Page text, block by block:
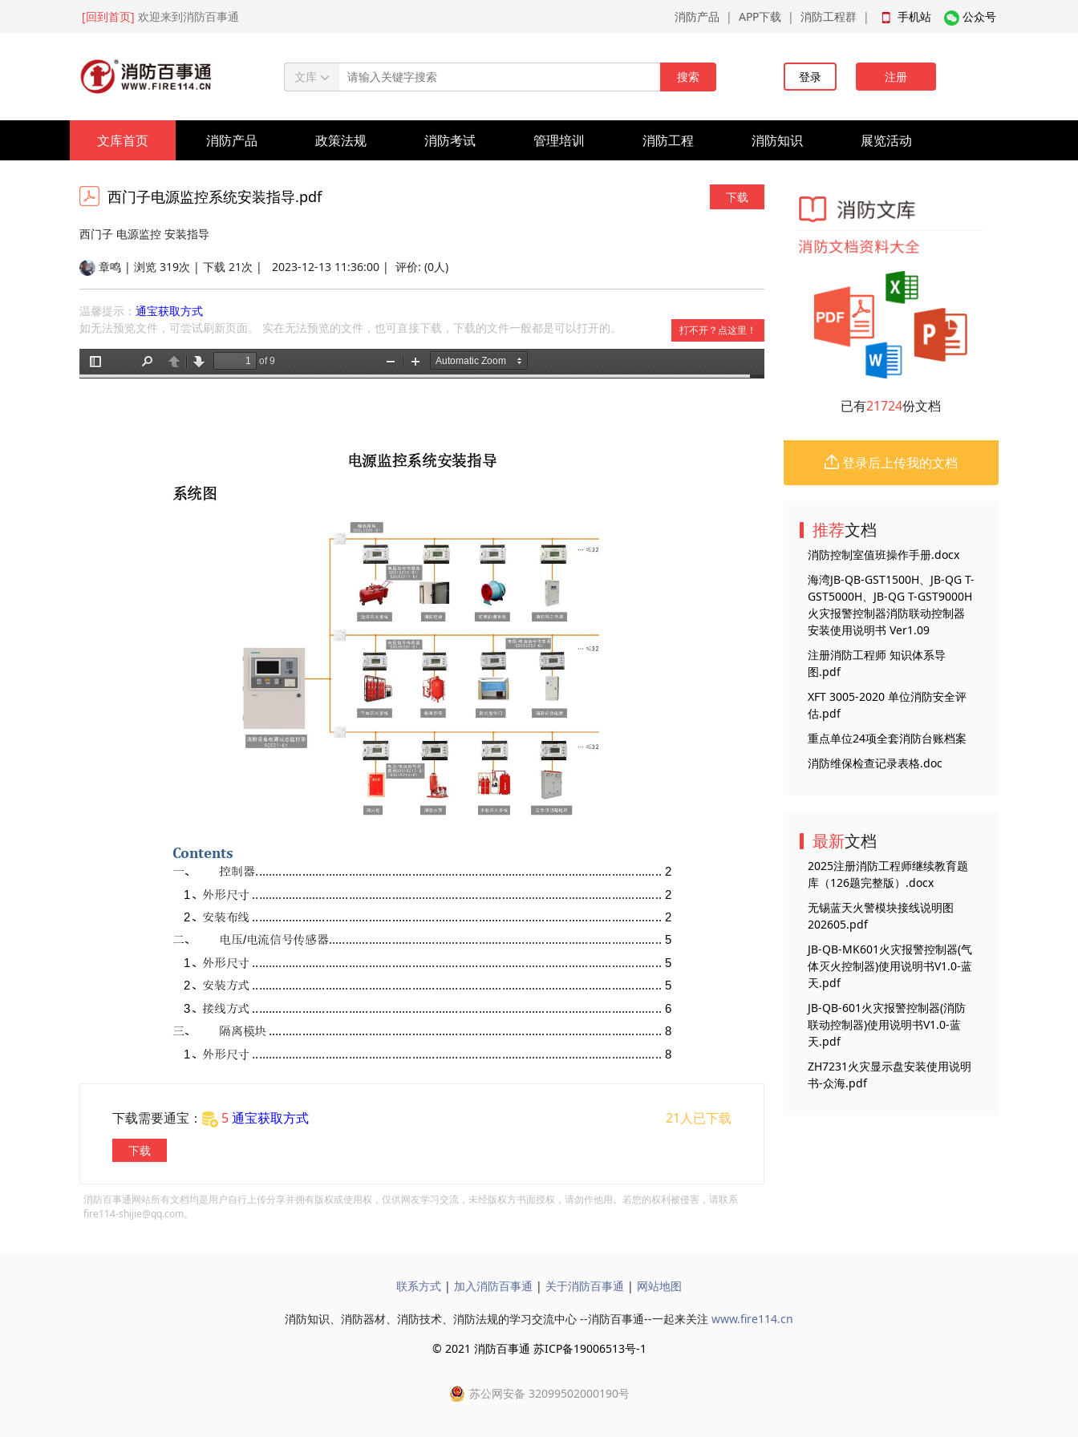
[回到首页] 欢迎来到消防百事通 消防产品 | APP下载 | 消防工程群 | 手机站 公众号
文库 搜索 登录 注册
文库首页 消防产品 政策法规 消防考试 管理培训 消防工程 消防知识 展览活动
西门子电源监控系统安装指导.pdf 下载
西门子 电源监控 安装指导
章鸣 | 浏览 319次 | 下载 21次 | 2023-12-13 11:36:00 | 评价: (0人)
温馨提示： 通宝获取方式
如无法预览文件，可尝试刷新页面。 实在无法预览的文件，也可直接下载，下载的文件一般都是可以打开的。
打不开？点这里！
下载需要通宝： 5通宝获取方式 21人已下载
下载
消防百事通网站所有文档均是用户自行上传分享并拥有版权或使用权，仅供网友学习交流，未经版权方书面授权，请勿作他用。若您的权利被侵害，请联系
fire114-shijie@qq.com。
已有21724份文档
登录后上传我的文档
推荐文档
消防控制室值班操作手册.docx
海湾JB-QB-GST1500H、JB-QG T-
GST5000H、JB-QG T-GST9000H
火灾报警控制器消防联动控制器
安装使用说明书 Ver1.09
注册消防工程师 知识体系导
图.pdf
XFT 3005-2020 单位消防安全评
估.pdf
重点单位24项全套消防台账档案
消防维保检查记录表格.doc
最新文档
2025注册消防工程师继续教育题
库（126题完整版）.docx
无锡蓝天火警模块接线说明图
202605.pdf
JB-QB-MK601火灾报警控制器(气
体灭火控制器)使用说明书V1.0-蓝
天.pdf
JB-QB-601火灾报警控制器(消防
联动控制器)使用说明书V1.0-蓝
天.pdf
ZH7231火灾显示盘安装使用说明
书-众海.pdf
联系方式 | 加入消防百事通 | 关于消防百事通 | 网站地图
消防知识、消防器材、消防技术、消防法规的学习交流中心 --消防百事通--一起来关注 www.fire114.cn
© 2021 消防百事通 苏ICP备19006513号-1
苏公网安备 32099502000190号